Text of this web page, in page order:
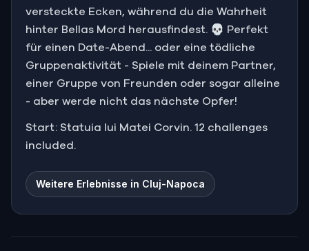
versteckte Ecken, während du die Wahrheit
hinter Bellas Mord herausfindest. 💀 Perfekt
für einen Date-Abend... oder eine tödliche
Gruppenaktivität - Spiele mit deinem Partner,
einer Gruppe von Freunden oder sogar alleine
- aber werde nicht das nächste Opfer!
Start: Statuia lui Matei Corvin. 12 challenges
included.
Weitere Erlebnisse in Cluj-Napoca